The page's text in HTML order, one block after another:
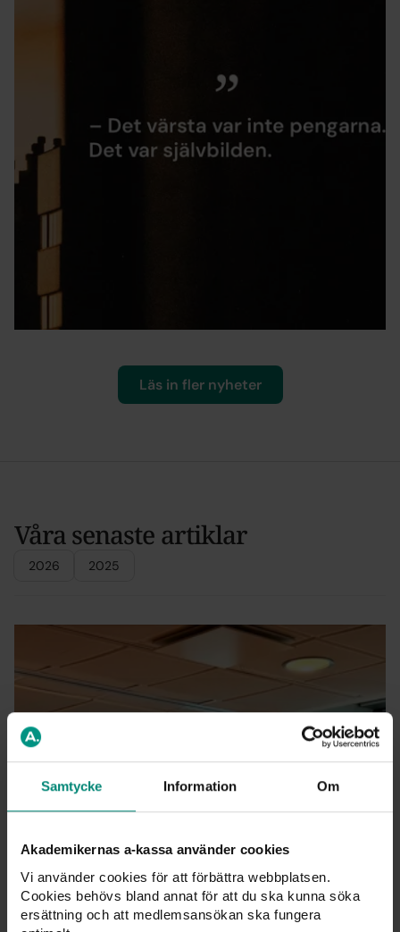
Samtycke Information Om
Akademikernas a-kassa använder cookies
Vi använder cookies för att förbättra webbplatsen.
Cookies behövs bland annat för att du ska kunna söka
ersättning och att medlemsansökan ska fungera
deras röster?
Läs in fler nyheter
Våra senaste artiklar
Filtrera
2026 2025
Filtrera
Är man värdelös när man är